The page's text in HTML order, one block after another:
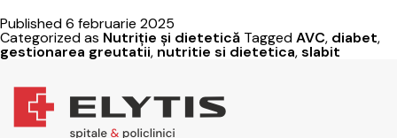
Published6 februarie 2025
Categorized as Nutriție și dietetică TaggedAVC, diabet,
gestionarea greutatii, nutritie si dietetica,slabit